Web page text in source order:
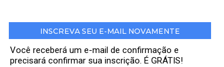
INSCREVA SEU E-MAIL NOVAMENTE
Você receberá um e-mail de confirmação e
precisará confirmar sua inscrição. É GRÁTIS!